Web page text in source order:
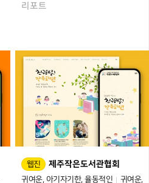
리포트
웹진 제주작은도서관협회
귀여운 아기자기한 율동적인 귀여운